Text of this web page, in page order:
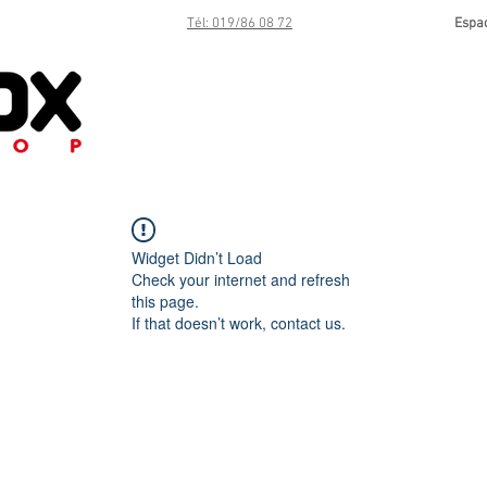
Tél: 019/86 08 72
Widget Didn’t Load
Check your internet and refresh
this page.
If that doesn’t work, contact us.